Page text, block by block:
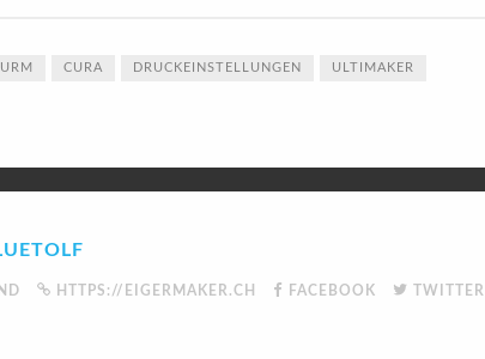
CURA DRUCKEINSTELLUNGEN ULTIMAKER
HTTPS://EIGERMAKER.CH FACEBOOK TWITTER